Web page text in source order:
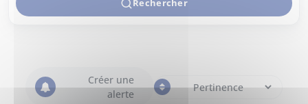
Rechercher
Créer une
alerte